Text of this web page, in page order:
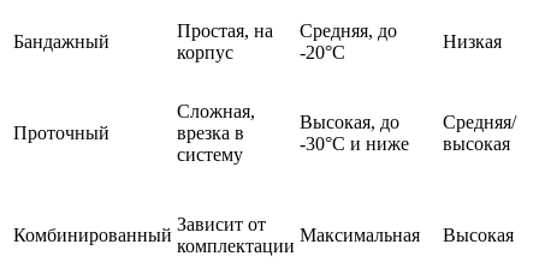
Бандажный
Простая, на
корпус
Средняя, до
-20°C
Низкая
Проточный
Сложная,
врезка в
систему
Высокая, до
-30°C и ниже
Средняя/
высокая
Комбинированный
Зависит от
комплектации
Максимальная Высокая